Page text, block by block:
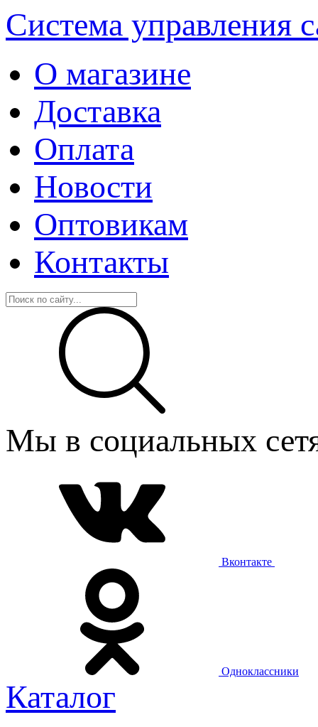
Система управления
О магазине
Доставка
Оплата
Новости
Оптовикам
Контакты
Мы в социальных
Вконтакте
Одноклассники
Каталог